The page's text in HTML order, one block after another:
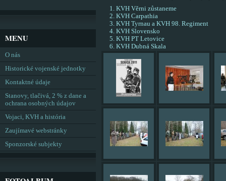
KVH Věrni zůstaneme
KVH Carpathia
KVH Tyrnau a KVH 98. Regiment
KVH Slovensko
KVH PT Letovice
KVH Dubná Skala
MENU
O nás
Historické vojenské jednotky
Kontaktné údaje
Stanovy, tlačivá, 2 % z dane a
ochrana osobných údajov
Vojaci, KVH a história
Zaujímavé webstránky
Sponzorské subjekty